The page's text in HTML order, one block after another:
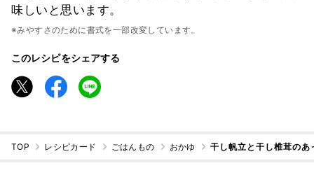
味しいと思います。
※みやすさのために書式を一部改変しています。
このレシピをシェアする
TOP レシピカード ごはんもの おかゆ 干し帆立と干し椎茸の